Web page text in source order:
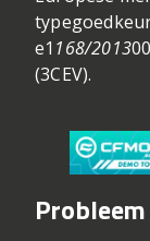
e1 168/2013
(3CEV).